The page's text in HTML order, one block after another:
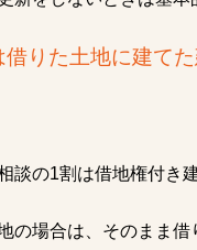
借りた土地に建て
談の1割は借地権付き
の場合は、そのまま